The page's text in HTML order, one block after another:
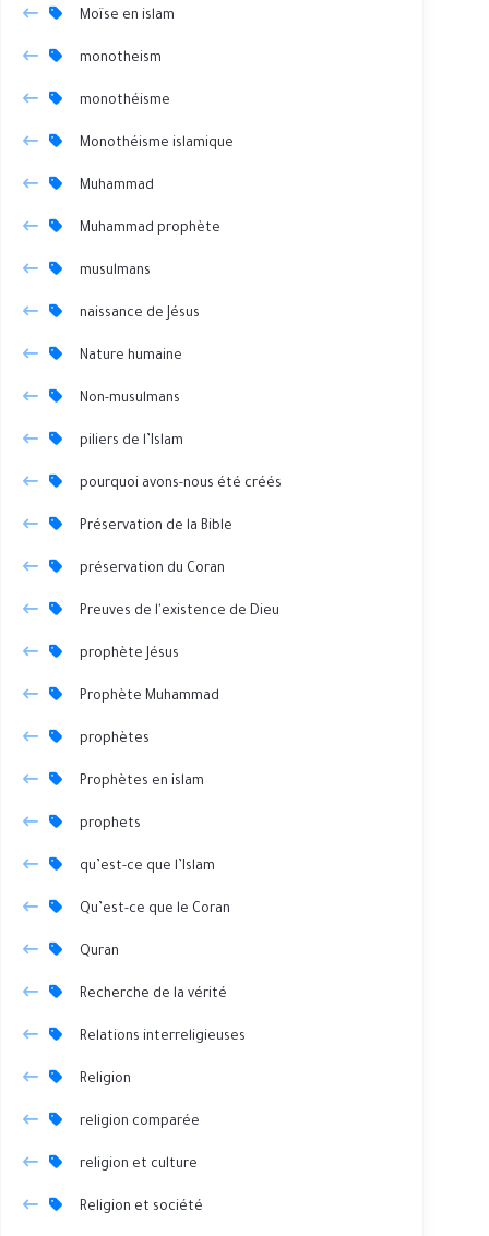
Moïse en islam
monotheism
monothéisme
Monothéisme islamique
Muhammad
Muhammad prophète
musulmans
naissance de Jésus
Nature humaine
Non-musulmans
piliers de l’Islam
pourquoi avons-nous été créés
Préservation de la Bible
préservation du Coran
Preuves de l'existence de Dieu
prophète Jésus
Prophète Muhammad
prophètes
Prophètes en islam
prophets
qu’est-ce que l’Islam
Qu’est-ce que le Coran
Quran
Recherche de la vérité
Relations interreligieuses
Religion
religion comparée
religion et culture
Religion et société